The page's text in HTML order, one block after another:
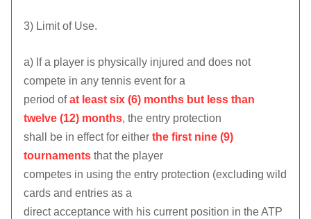
3) Limit of Use.
a) If a player is physically injured and does not
compete in any tennis event for a
period ofat least six (6) months but less than
twelve (12) months, the entry protection
shall be in effect for either the first nine (9)
tournaments that the player
competes in using the entry protection (excluding wild
cards and entries as a
direct acceptance with his current position in the ATP